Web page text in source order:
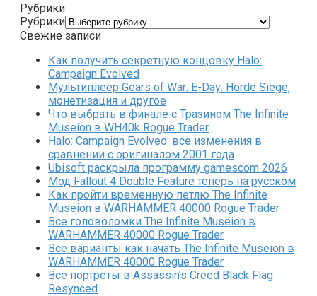
Рубрики
Рубрики
Свежие записи
Как получить секретную концовку Halo:
Campaign Evolved
Мультиплеер Gears of War: E-Day: Horde Siege,
монетизация и другое
Что выбрать в финале с Тразином The Infinite
Museion в WH40k Rogue Trader
Halo: Campaign Evolved: все изменения в
сравнении с оригиналом 2001 года
Ubisoft раскрыла программу gamescom 2026
Мод Fallout 4 Double Feature теперь на русском
Как пройти временную петлю The Infinite
Museion в WARHAMMER 40000 Rogue Trader
Все головоломки The Infinite Museion в
WARHAMMER 40000 Rogue Trader
Все варианты как начать The Infinite Museion в
WARHAMMER 40000 Rogue Trader
Все портреты в Assassin’s Creed Black Flag
Resynced